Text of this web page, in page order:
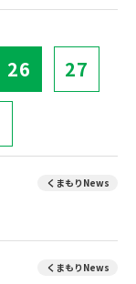
26 27
くまもりNews
くまもりNews